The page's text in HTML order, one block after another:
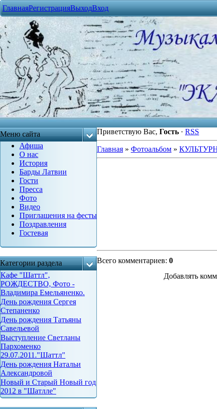
ГлавнаяРегистрацияВыходВход
Меню сайта
Афиша
О нас
История
Барды Латвии
Гости
Пресса
Фото
Видео
Приглашения на фесты
Поздравления
Гостевая
Категории раздела
Кафе "Шаттл",
РОЖДЕСТВО, Фото -
Владимира Емельяненко.
День рождения Сергея
Степаненко
День рождения Татьяны
Савельевой
Выступление Светланы
Пархоменко
29.07.2011."Шаттл"
День рождения Натальи
Александровой
Новый и Старый Новый год
2012 в "Шатлле"
Приветствую Вас, Гость · RSS
Главная » Фотоальбом »
Всего комментариев: 0
Добавлять